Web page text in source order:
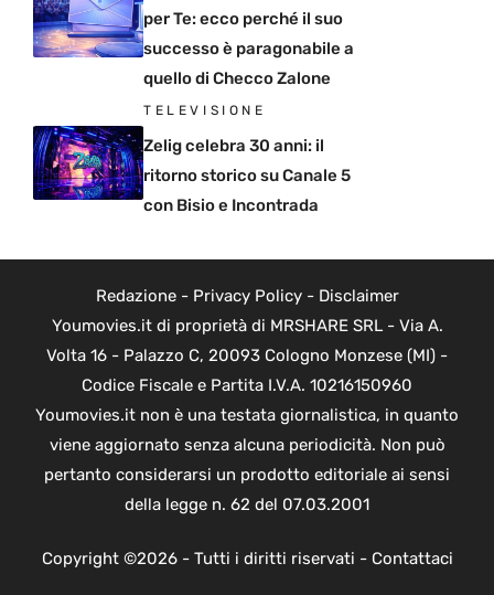
per Te: ecco perché il suo
successo è paragonabile a
quello di Checco Zalone
TELEVISIONE
Zelig celebra 30 anni: il
ritorno storico su Canale 5
con Bisio e Incontrada
Redazione- Privacy Policy- Disclaimer
Youmovies.it di proprietà di MRSHARE SRL - Via A.
Volta 16 - Palazzo C, 20093 Cologno Monzese (MI) -
Codice Fiscale e Partita I.V.A. 10216150960
Youmovies.it non è una testata giornalistica, in quanto
viene aggiornato senza alcuna periodicità. Non può
pertanto considerarsi un prodotto editoriale ai sensi
della legge n. 62 del 07.03.2001
Copyright ©2026 - Tutti i diritti riservati - Contattaci